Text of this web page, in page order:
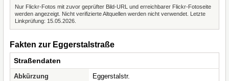
Nur Flickr-Fotos mit zuvor geprüfter Bild-URL und erreichbarer Flickr-Fotoseite
werden angezeigt. Nicht verifizierte Altquellen werden nicht verwendet. Letzte
Linkprüfung: 15.05.2026.
Fakten zur Eggerstalstraße
Straßendaten
Abkürzung
Eggerstalstr.